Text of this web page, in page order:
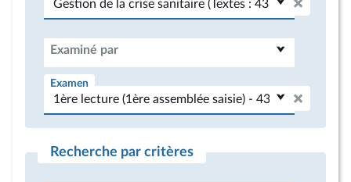
Examiné par
Examen
Recherche par critères